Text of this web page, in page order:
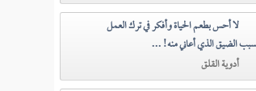
لا أحس بطعم الحياة وأفكر في ترك العمل
الضيق الذي أعاني منه! ...
أدوية القلق